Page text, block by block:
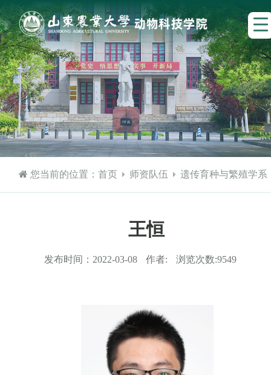
您当前的位置：首页 师资队伍 遗传育种与繁殖学系
王恒
发布时间： 2022-03-08 作者: 浏览次数:9549